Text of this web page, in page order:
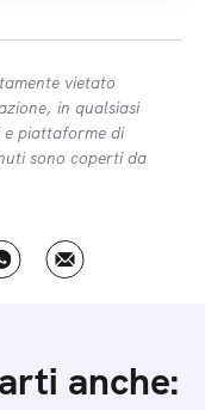
vietato
in qualsiasi
piattaforme di
sono coperti da
anche: